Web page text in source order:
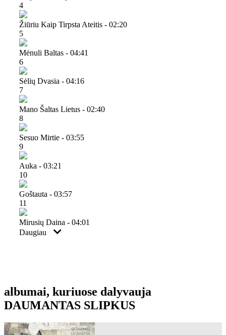
4
Žiūriu Kaip Tirpsta Ateitis - 02:20
5
Mėnuli Baltas - 04:41
6
Sėlių Dvasia - 04:16
7
Mano Šaltas Lietus - 02:40
8
Sesuo Mirtie - 03:55
9
Auka - 03:21
10
Goštauta - 03:57
11
Mirusių Daina - 04:01
Daugiau
albumai, kuriuose dalyvauja
DAUMANTAS SLIPKUS